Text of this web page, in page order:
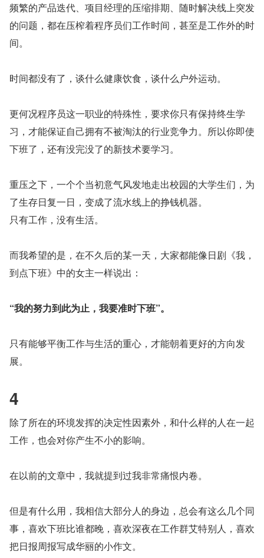
频繁的产品迭代、项目经理的压缩排期、随时解决线上突发
的问题，都在压榨着程序员们工作时间，甚至是工作外的时
间。
时间都没有了，谈什么健康饮食，谈什么户外运动。
更何况程序员这一职业的特殊性，要求你只有保持终生学
习，才能保证自己拥有不被淘汰的行业竞争力。所以你即使
下班了，还有没完没了的新技术要学习。
重压之下，一个个当初意气风发地走出校园的大学生们，为
了生存日复一日，变成了流水线上的挣钱机器。
只有工作，没有生活。
而我希望的是，在不久后的某一天，大家都能像日剧《我，
到点下班》中的女主一样说出：
“我的努力到此为止，我要准时下班”。
只有能够平衡工作与生活的重心，才能朝着更好的方向发
展。
4
除了所在的环境发挥的决定性因素外，和什么样的人在一起
工作，也会对你产生不小的影响。
在以前的文章中，我就提到过我非常痛恨内卷。
但是有什么用，我相信大部分人的身边，总会有这么几个同
事，喜欢下班比谁都晚，喜欢深夜在工作群艾特别人，喜欢
把日报周报写成华丽的小作文。